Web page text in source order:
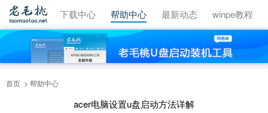
视频教程 下载中心 帮助中心 最新动态 winpe教程
首页 帮助中心
acer电脑设置u盘启动方法详解